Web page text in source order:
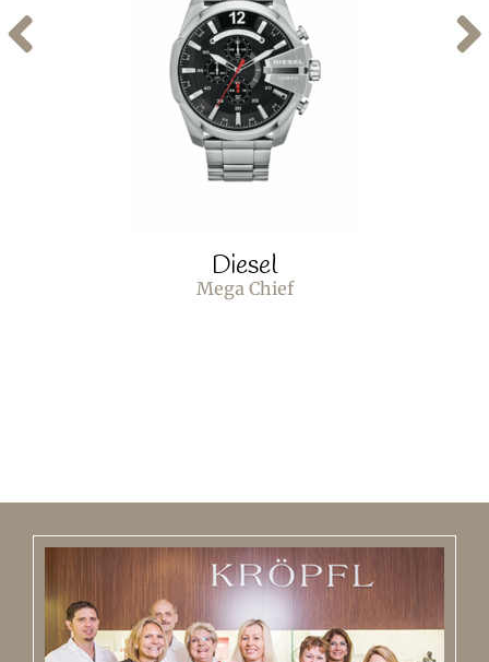
Diesel
Mega Chief